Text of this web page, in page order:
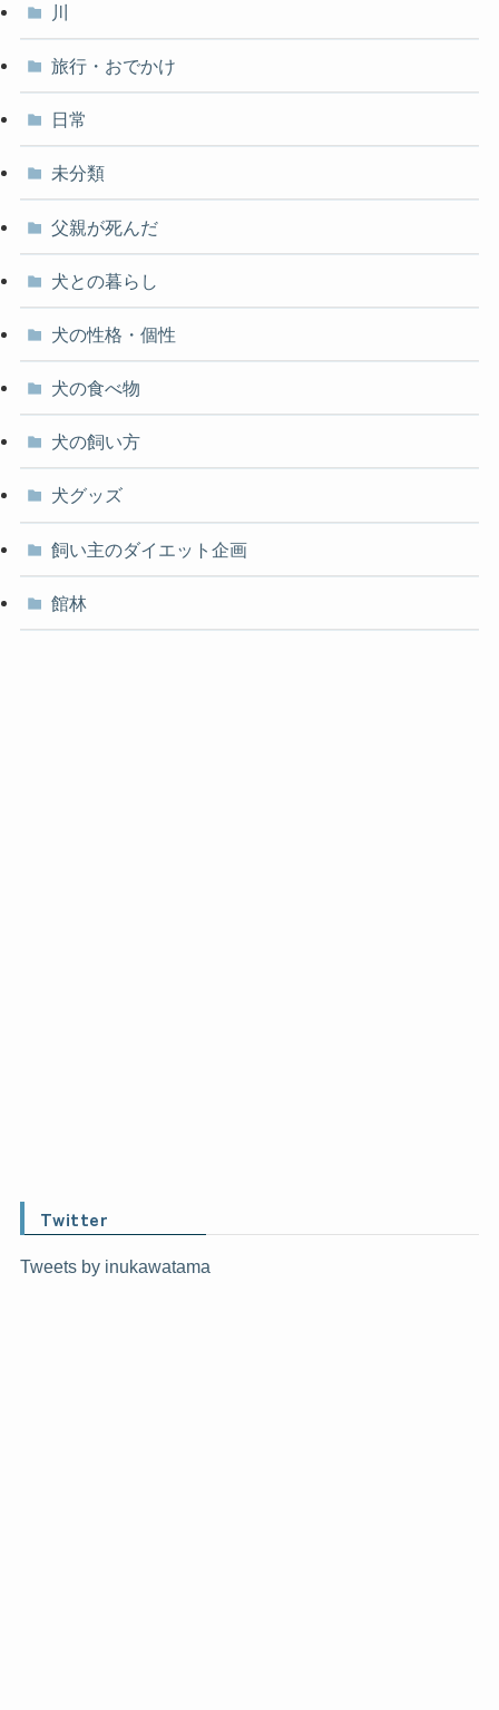
川
旅行・おでかけ
日常
未分類
父親が死んだ
犬との暮らし
犬の性格・個性
犬の食べ物
犬の飼い方
犬グッズ
飼い主のダイエット企画
館林
Twitter
Tweets by inukawatama